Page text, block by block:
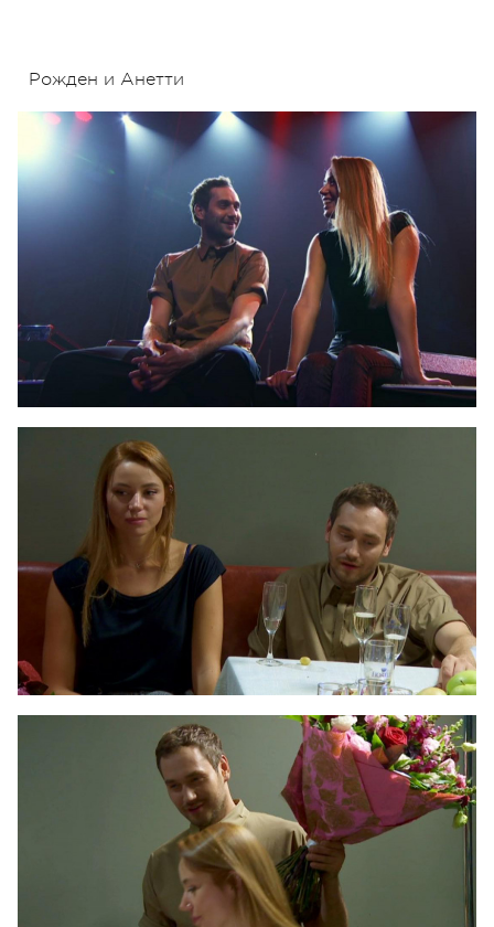
Рожден и Анетти